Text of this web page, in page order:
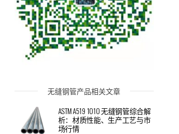
无缝钢管产品相关文章
ASTM A519 1010 无缝钢管综合解
析：材质性能、生产工艺与市
场行情